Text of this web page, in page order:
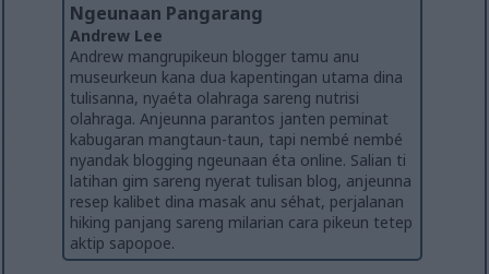
Ngeunaan Pangarang
Andrew Lee
Andrew mangrupikeun blogger tamu anu
museurkeun kana dua kapentingan utama dina
tulisanna, nyaéta olahraga sareng nutrisi
olahraga. Anjeunna parantos janten peminat
kabugaran mangtaun-taun, tapi nembé nembé
nyandak blogging ngeunaan éta online. Salian ti
latihan gim sareng nyerat tulisan blog, anjeunna
resep kalibet dina masak anu séhat, perjalanan
hiking panjang sareng milarian cara pikeun tetep
aktip sapopoe.